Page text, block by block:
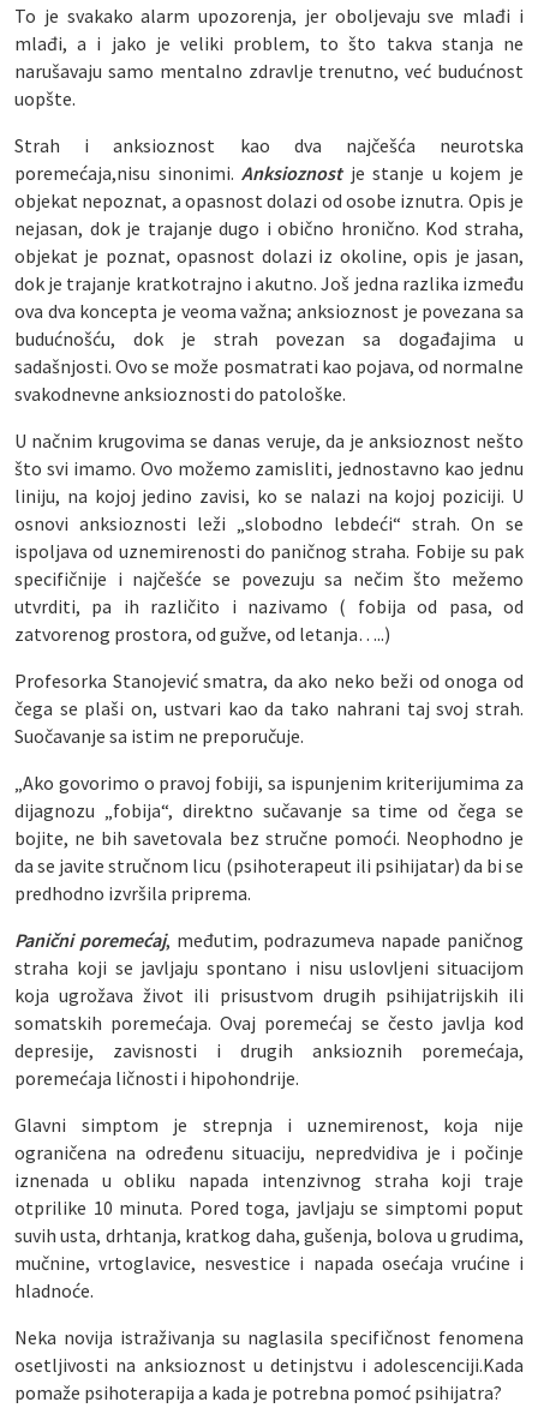
To je svakako alarm upozorenja, jer oboljevaju sve mlađi i
mlađi, a i jako je veliki problem, to što takva stanja ne
narušavaju samo mentalno zdravlje trenutno, već budućnost
uopšte.
Strah i anksioznost kao dva najčešća neurotska
poremećaja,nisu sinonimi.Anksioznostje stanje u kojem je
objekat nepoznat, a opasnost dolazi od osobe iznutra. Opis je
nejasan, dok je trajanje dugo i obično hronično. Kod straha,
objekat je poznat, opasnost dolazi iz okoline, opis je jasan,
dok je trajanje kratkotrajno i akutno. Još jedna razlika između
ova dva koncepta je veoma važna; anksioznost je povezana sa
budućnošću, dok je strah povezan sa događajima u
sadašnjosti. Ovo se može posmatrati kao pojava, od normalne
svakodnevne anksioznosti do patološke.
U načnim krugovima se danas veruje, da je anksioznost nešto
što svi imamo. Ovo možemo zamisliti, jednostavno kao jednu
liniju, na kojoj jedino zavisi, ko se nalazi na kojoj poziciji. U
osnovi anksioznosti leži „slobodno lebdeći“ strah. On se
ispoljava od uznemirenosti do paničnog straha. Fobije su pak
specifičnije i najčešće se povezuju sa nečim što mežemo
utvrditi, pa ih različito i nazivamo ( fobija od pasa, od
zatvorenog prostora, od gužve, od letanja…..)
Profesorka Stanojević smatra, da ako neko beži od onoga od
čega se plaši on, ustvari kao da tako nahrani taj svoj strah.
Suočavanje sa istim ne preporučuje.
„Ako govorimo o pravoj fobiji, sa ispunjenim kriterijumima za
dijagnozu „fobija“, direktno sučavanje sa time od čega se
bojite, ne bih savetovala bez stručne pomoći. Neophodno je
da se javite stručnom licu (psihoterapeut ili psihijatar) da bi se
predhodno izvršila priprema.
Panični poremećaj, međutim, podrazumeva napade paničnog
straha koji se javljaju spontano i nisu uslovljeni situacijom
koja ugrožava život ili prisustvom drugih psihijatrijskih ili
somatskih poremećaja. Ovaj poremećaj se često javlja kod
depresije, zavisnosti i drugih anksioznih poremećaja,
poremećaja ličnosti i hipohondrije.
Glavni simptom je strepnja i uznemirenost, koja nije
ograničena na određenu situaciju, nepredvidiva je i počinje
iznenada u obliku napada intenzivnog straha koji traje
otprilike 10 minuta. Pored toga, javljaju se simptomi poput
suvih usta, drhtanja, kratkog daha, gušenja, bolova u grudima,
mučnine, vrtoglavice, nesvestice i napada osećaja vrućine i
hladnoće.
Neka novija istraživanja su naglasila specifičnost fenomena
osetljivosti na anksioznost u detinjstvu i adolescenciji.Kada
pomaže psihoterapija a kada je potrebna pomoć psihijatra?